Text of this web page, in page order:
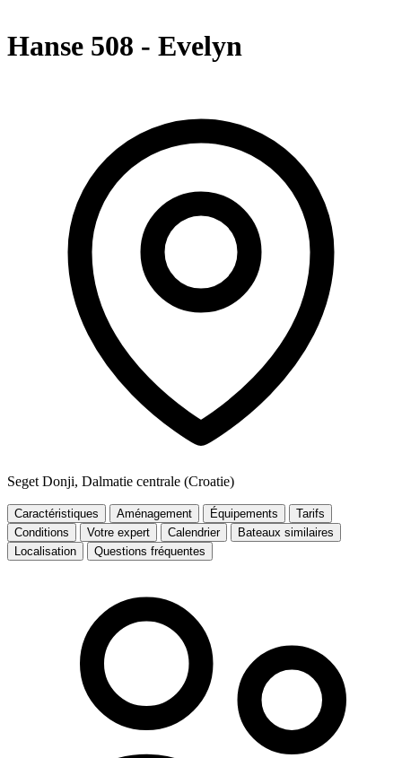
Hanse 508 - Evelyn
Seget Donji, Dalmatie centrale (Croatie)
Caractéristiques Aménagement Équipements
Tarifs
Conditions
Votre expert Calendrier
Bateaux similaires
Localisation
Questions fréquentes